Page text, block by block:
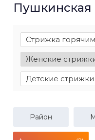
Пушкинская
Стрижка
Женские
Детские стрижки
Район